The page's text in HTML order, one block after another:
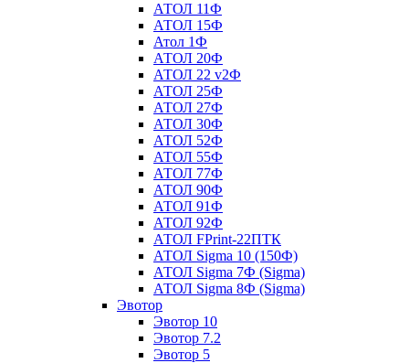
АТОЛ 11Ф
АТОЛ 15Ф
Атол 1Ф
АТОЛ 20Ф
АТОЛ 22 v2Ф
АТОЛ 25Ф
АТОЛ 27Ф
АТОЛ 30Ф
АТОЛ 52Ф
АТОЛ 55Ф
АТОЛ 77Ф
АТОЛ 90Ф
АТОЛ 91Ф
АТОЛ 92Ф
АТОЛ FPrint-22ПТК
АТОЛ Sigma 10 (150Ф)
АТОЛ Sigma 7Ф (Sigma)
АТОЛ Sigma 8Ф (Sigma)
Эвотор
Эвотор 10
Эвотор 7.2
Эвотор 5